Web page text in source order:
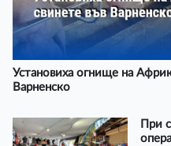
Установиха огнище на
Варненско
При